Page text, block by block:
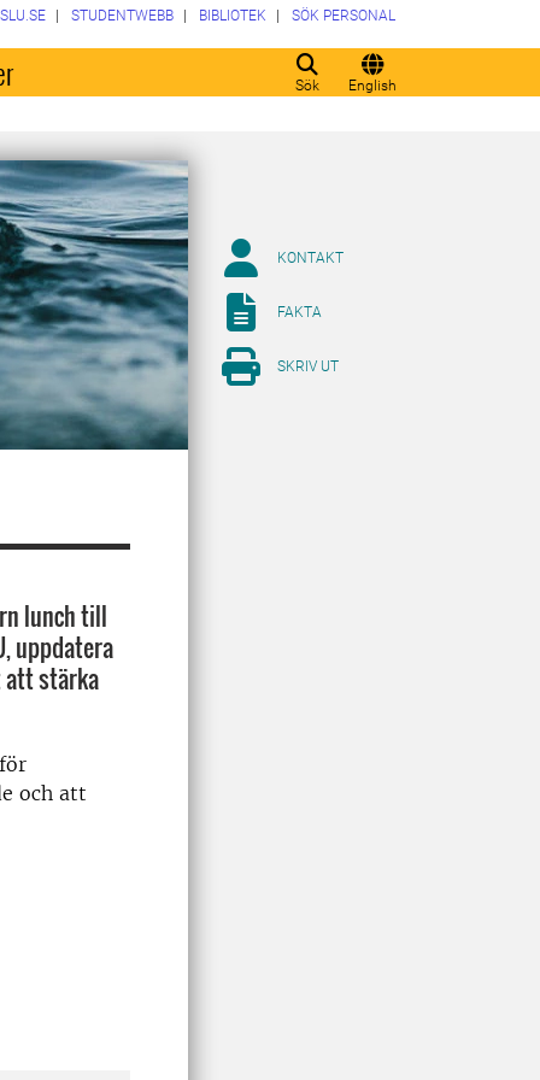
Sök English
SLU.SE STUDENTWEBB BIBLIOTEK SÖK PERSONAL
lunch till
uppdatera
att stärka
och att
KONTAKT
FAKTA
SKRIV UT